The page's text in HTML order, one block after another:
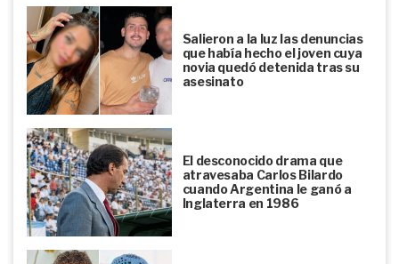
Salieron a la luz las denuncias
que había hecho el joven cuya
novia quedó detenida tras su
asesinato
El desconocido drama que
atravesaba Carlos Bilardo
cuando Argentina le ganó a
Inglaterra en 1986